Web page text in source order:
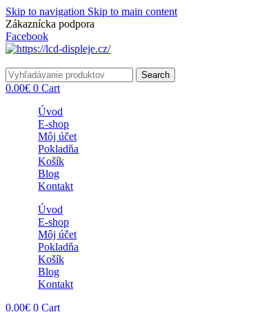
Skip to navigation Skip to main content
Zákaznícka podpora
Facebook
Search
0.00€ 0 Cart
Úvod
E-shop
Môj účet
Pokladňa
Košík
Blog
Kontakt
Úvod
E-shop
Môj účet
Pokladňa
Košík
Blog
Kontakt
0.00€ 0 Cart